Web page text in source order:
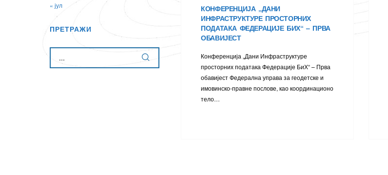
« јул
ПРЕТРАЖИ
КОНФЕРЕНЦИЈА „ДАНИ
ИНФРАСТРУКТУРЕ ПРОСТОРНИХ
ПОДАТАКА ФЕДЕРАЦИЈЕ БИХ“ – ПРВА
ОБАВИЈЕСТ
Конференција „Дани Инфраструктуре
просторних података Федерације БиХ“ – Прва
обавијест Федерална управа за геодетске и
имовинско-правне послове, као координационо
тело…